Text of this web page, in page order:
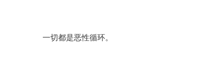
一切都是恶性循环。